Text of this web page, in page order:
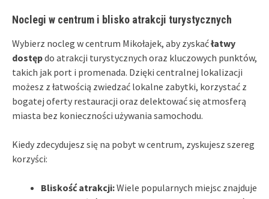
Noclegi w centrum i blisko atrakcji turystycznych
Wybierz nocleg w centrum Mikołajek, aby zyskaćłatwy
dostępdo atrakcji turystycznych oraz kluczowych punktów,
takich jak port i promenada. Dzięki centralnej lokalizacji
możesz z łatwością zwiedzać lokalne zabytki, korzystać z
bogatej oferty restauracji oraz delektować się atmosferą
miasta bez konieczności używania samochodu.
Kiedy zdecydujesz się na pobyt w centrum, zyskujesz szereg
korzyści:
Bliskość atrakcji:Wiele popularnych miejsc znajduje